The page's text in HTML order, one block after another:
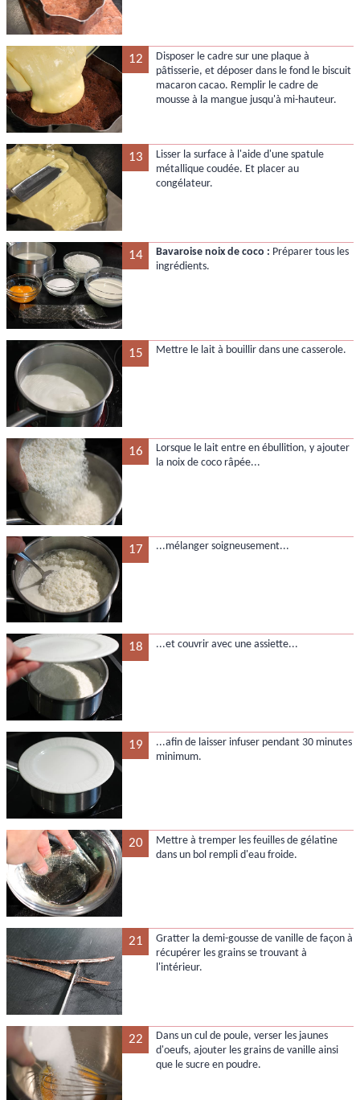
12
Disposer le cadre sur une plaque à
pâtisserie, et déposer dans le fond le biscuit
macaron cacao. Remplir le cadre de
mousse à la mangue jusqu'à mi-hauteur.
13
Lisser la surface à l'aide d'une spatule
métallique coudée. Et placer au
congélateur.
14 Bavaroise noix de coco : Préparer tous les
ingrédients.
15 Mettre le lait à bouillir dans une casserole.
16
Lorsque le lait entre en ébullition, y ajouter
la noix de coco râpée...
17 ...mélanger soigneusement...
18 ...et couvrir avec une assiette...
19
...afin de laisser infuser pendant 30 minutes
minimum.
20
Mettre à tremper les feuilles de gélatine
dans un bol rempli d'eau froide.
21
Gratter la demi-gousse de vanille de façon à
récupérer les grains se trouvant à
l'intérieur.
22
Dans un cul de poule, verser les jaunes
d'oeufs, ajouter les grains de vanille ainsi
que le sucre en poudre.